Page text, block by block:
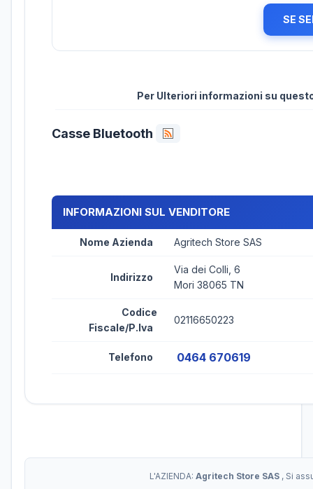
SE
Per Ulteriori informazioni su
Casse Bluetooth
INFORMAZIONI SUL VENDITORE
Nome Azienda Agritech Store SAS
Indirizzo
Via dei Colli, 6
Mori 38065 TN
Codice
Fiscale/P.Iva
02116650223
Telefono 0464 670619
L'AZIENDA: Agritech Store SAS , Si